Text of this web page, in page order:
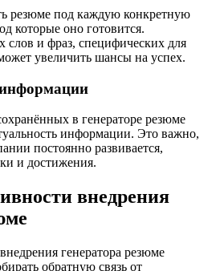
резюме под каждую конкретную
которые оно готовится.
слов и фраз, специфических для
увеличить шансы на успех.
информации
в генераторе резюме
информации. Это важно,
постоянно развивается,
и достижения.
внедрения
генератора резюме
обратную связь от